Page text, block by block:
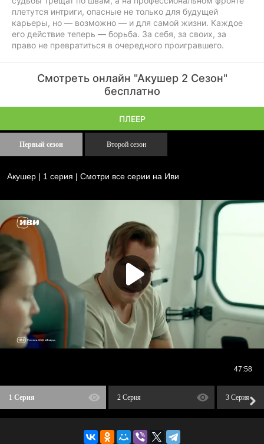
плетутся интриги, опасные не только для будущей
карьеры, но — возможно — и для самой жизни. Каждое
его действие теперь — борьба. За себя, за своих, за
право не превратиться в очередного проигравшего.
Смотреть онлайн "Акушер 2 Сезон"
бесплатно
ПЛЕЕР
Первый сезон Второй сезон
1 Серия 2 Серия 3 Серия